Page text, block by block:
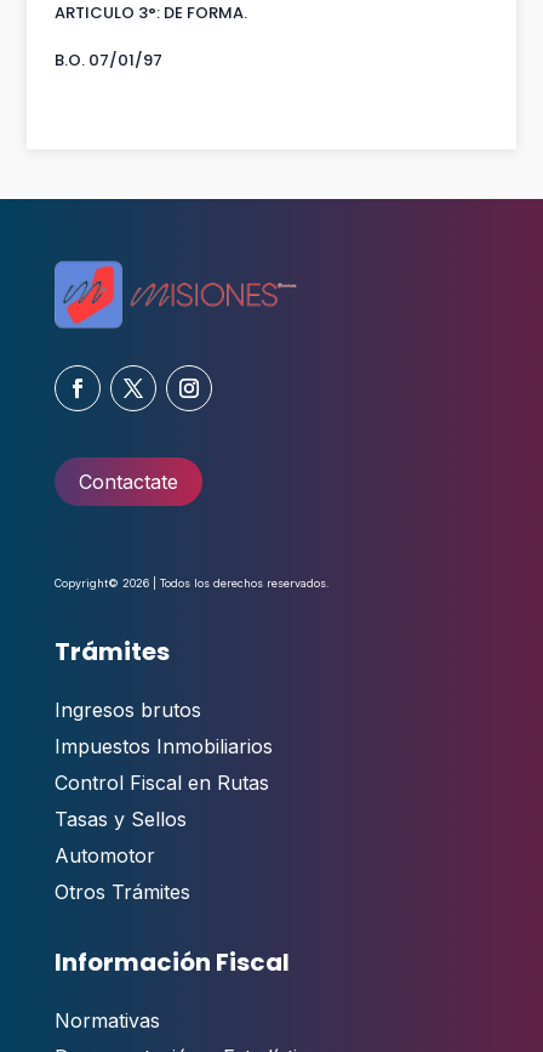
ARTICULO 3°: DE FORMA.
B.O. 07/01/97
Contactate
Copyright© 2026 | Todos los derechos reservados.
Trámites
Ingresos brutos
Impuestos Inmobiliarios
Control Fiscal en Rutas
Tasas y Sellos
Automotor
Otros Trámites
Información Fiscal
Normativas